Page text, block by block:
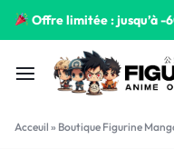
Offre limitée : jusqu’à -
Acceuil » Boutique Figurine